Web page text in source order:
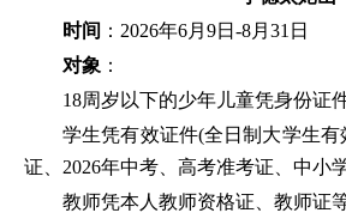
时间 ：2026年6月9日-8月31日
对象 ：
18周岁以下的少年儿童凭身份证
学生凭有效证件(全日制大学生
证、2026年中考、高考准考证、中小
教师凭本人教师资格证、教师证